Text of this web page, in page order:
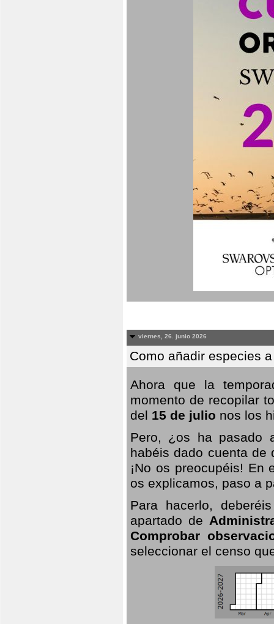
viernes, 26. junio 2026
Como añadir especies
Ahora que la
momento de recopilar
del 15 de julio nos los
Pero, ¿os ha pasado
habéis dado cuenta de
¡No os preocupéis!
os explicamos, paso a
Para hacerlo,
apartado de
Comprobar
seleccionar el censo